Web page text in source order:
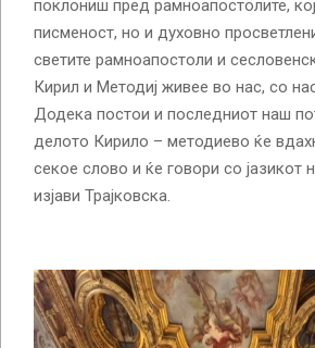
поклониш пред рамноапостолите,
писменост, но и духовно
светите рамноапостоли и
Кирил и Методиј живее во нас, со
Додека постои и последниот наш
делото Кирило – методиево ќе
секое слово и ќе говори со јазикот
изјави Трајковска.